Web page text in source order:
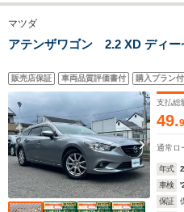
マツダ
アテンザワゴン 2.2 XD ディ
販売店保証 車両品質評価書付 購入プラン付
支払総
49.9
通常ロ
年式
車検
保証